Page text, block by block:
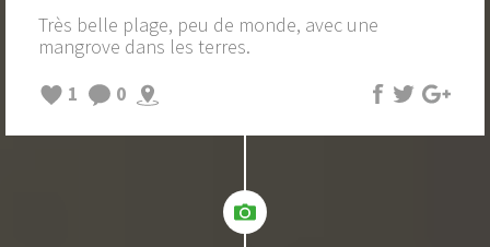
Très belle plage, peu de monde, avec une
mangrove dans les terres.
1
0